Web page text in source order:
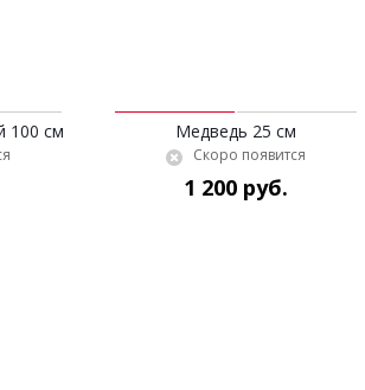
100 см Медведь 25 см
Скоро появится
1 200 руб.